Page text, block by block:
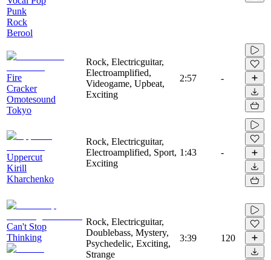
Punk
Rock
Berool
Fire
Cracker
Omotesound
Tokyo
Rock, Electricguitar,
Electroamplified,
Videogame, Upbeat,
Exciting
2:57 -
Uppercut
Kirill
Kharchenko
Rock, Electricguitar,
Electroamplified, Sport,
Exciting
1:43 -
Can't Stop
Thinking
Rock, Electricguitar,
Doublebass, Mystery,
Psychedelic, Exciting,
Strange
3:39 120